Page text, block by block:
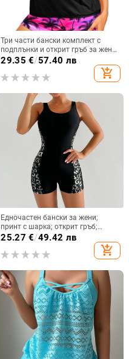
Три части бански комплект с
подплънки и открит гръб за жени,
полиестерен плат
29.35 €/57.40 лв
add_shopping_cart
Едночастен бански за жени;
принт с шарка; открит гръб;
висока еластичност; подплънки
25.27 €/49.42 лв
add_shopping_cart